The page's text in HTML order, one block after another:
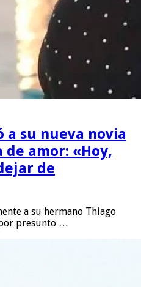
su nueva novia
amor: «Hoy,
de
a su hermano Thiago
presunto …